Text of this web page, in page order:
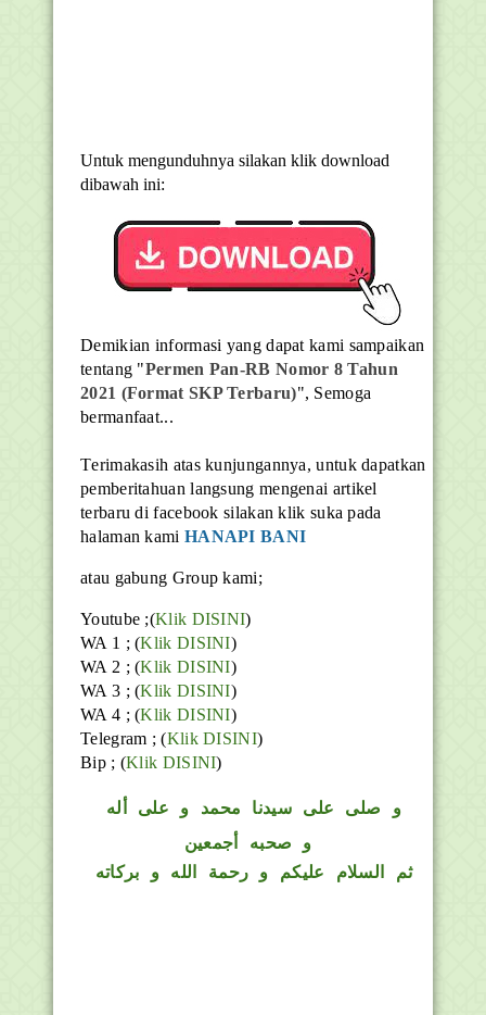
Untuk mengunduhnya silakan klik download
dibawah ini:
Demikian informasi yang dapat kami sampaikan
tentang "Permen Pan-RB Nomor 8 Tahun
2021 (Format SKP Terbaru)", Semoga
bermanfaat...
Terimakasih atas kunjungannya, untuk dapatkan
pemberitahuan langsung mengenai artikel
terbaru di facebook silakan klik suka pada
halaman kami HANAPI BANI
atau gabung Group kami;
Youtube ;(Klik DISINI)
WA 1 ; (Klik DISINI)
WA 2 ; (Klik DISINI)
WA 3 ; (Klik DISINI)
WA 4 ; (Klik DISINI)
Telegram ;(Klik DISINI)
Bip ; (Klik DISINI)
و صلى على سيدنا محمد و على أله
و صحبه أجمعين
ثم السلام عليكم و رحمة الله و بركاته